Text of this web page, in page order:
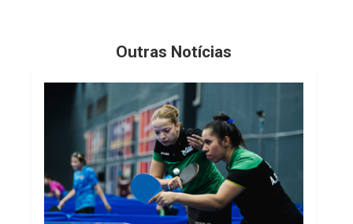
Outras Notícias